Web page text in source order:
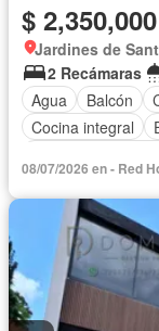
$
Jardines de
2 Recámaras
Agua
Balcón
Cocina integral
08/07/2026 en - Red